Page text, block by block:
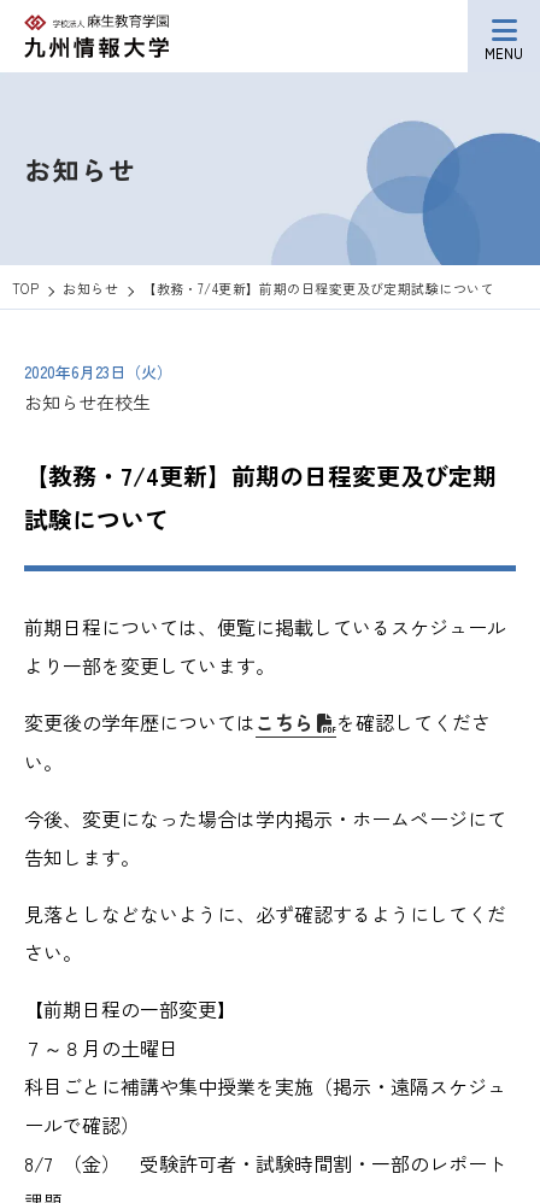
MENU
お知らせ
TOP お知らせ 【教務・7/4更新】前期の日程変更及び定期試験について
2020年6月23日（火）
お知らせ在校生
【教務・7/4更新】前期の日程変更及び定期
試験について
前期日程については、便覧に掲載しているスケジュール
より一部を変更しています。
変更後の学年歴についてはこちら
を確認してくださ
い。
今後、変更になった場合は学内掲示・ホームページにて
告知します。
見落としなどないように、必ず確認するようにしてくだ
さい。
【前期日程の一部変更】
７～８月の土曜日
科目ごとに補講や集中授業を実施（掲示・遠隔スケジュ
ールで確認）
8/7 （金） 受験許可者・試験時間割・一部のレポート